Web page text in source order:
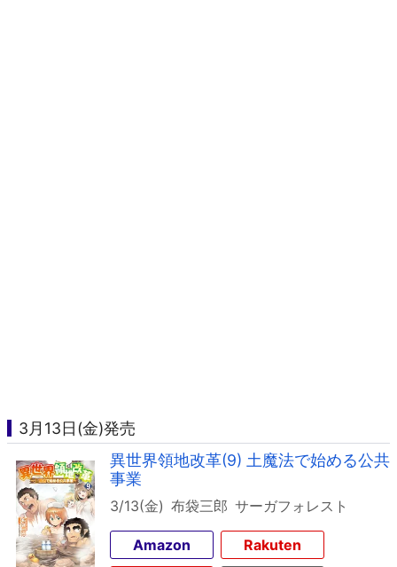
3月13日(金)発売
異世界領地改革(9) 土魔法で始める公共
事業
3/13(金) 布袋三郎 サーガフォレスト
Amazon
Rakuten